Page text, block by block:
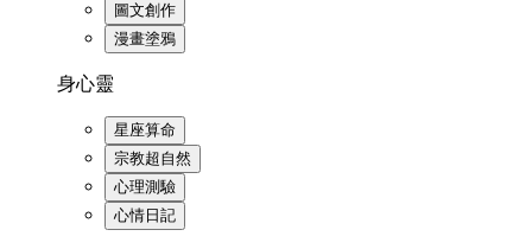
圖文創作
漫畫塗鴉
身心靈
星座算命
宗教超自然
心理測驗
心情日記